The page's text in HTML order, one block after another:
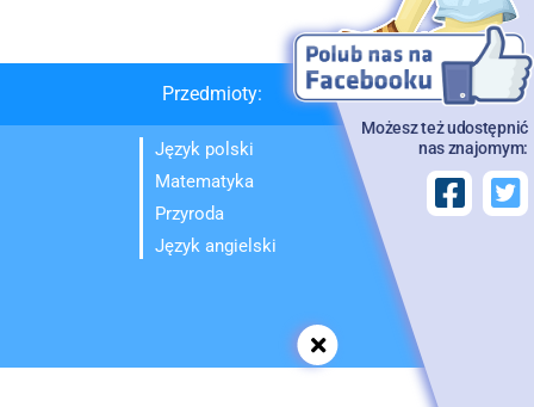
Możesz też udostępnić
nas znajomym:
Przedmioty:
Język polski
Matematyka
Przyroda
Język angielski